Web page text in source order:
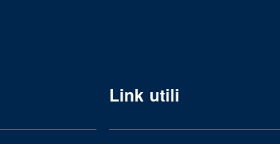
Link utili